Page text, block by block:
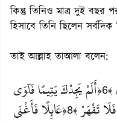
কিন্তু তিনিও মাত্র দুই বছর
হিসাবে তিনি ছিলেন
তাই আল্লাহ তাআলা বলেন:
أَلَمْ يَجِدْكَ يَتِيمًا فَآَوَى﴿6﴾
عَائِلًا فَأَغْنَى﴿8﴾ تَقْهَرْ